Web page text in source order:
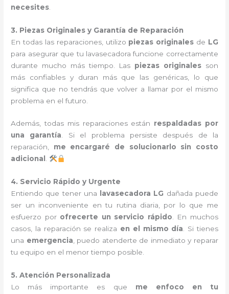
necesites
3. Piezas Originales y Garantía de Reparación
En todas las reparaciones, utilizo piezas originales de LG
para asegurar que tu lavasecadora funcione correctamente
durante mucho más tiempo. Las piezas originales son
más confiables y duran más que las genéricas, lo que
significa que no tendrás que volver a llamar por el mismo
problema en el futuro.
Además, todas mis reparaciones están respaldadas por
una garantía. Si el problema persiste después de la
reparación, me encargaré de solucionarlo sin costo
adicional .
4. Servicio Rápido y Urgente
Entiendo que tener una
lavasecadora LG dañada puede
ser un inconveniente en tu rutina diaria, por lo que me
esfuerzo por ofrecerte un servicio rápido. En muchos
casos, la reparación se realiza en el mismo día. Si tienes
una emergencia, puedo atenderte de inmediato y reparar
tu equipo en el menor tiempo posible.
5. Atención Personalizada
Lo más importante es que me enfoco en tu